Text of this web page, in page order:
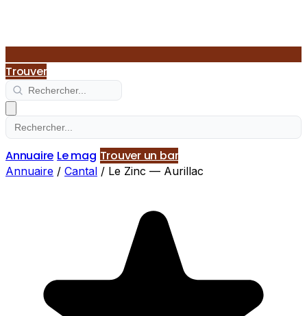
Trouver
Annuaire Le mag Trouver un bar
Annuaire / Cantal / Le Zinc — Aurillac